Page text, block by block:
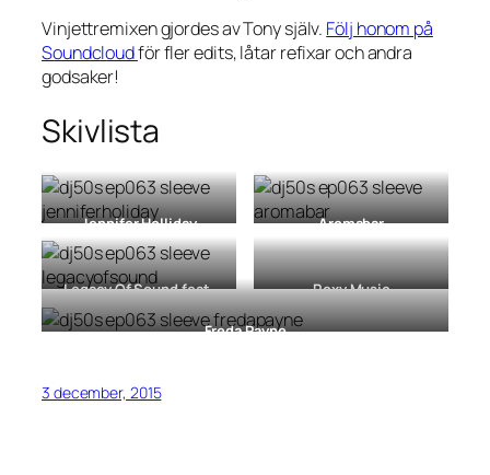
Vinjettremixen gjordes av Tony själv. Följ honom på
Soundcloudför fler edits, låtar refixar och andra
godsaker!
Skivlista
Jennifer Holliday
Feel My Soul[LP, 1983]
Aromabar
Come Back / Voiceless
Messenger[12″, 2001]
Legacy Of Sound feat.
Meja
Happy[12” 1992]
Roxy Music
Avalon[LP, 1982]
Freda Payne
3 december, 2015